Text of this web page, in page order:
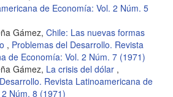
de Economía: Vol. 2 Núm. 5
Gámez, Chile: Las nuevas formas
, Problemas del Desarrollo. Revista
de Economía: Vol. 2 Núm. 7 (1971)
Gámez, La crisis del dólar ,
Revista Latinoamericana de
Núm. 8 (1971)